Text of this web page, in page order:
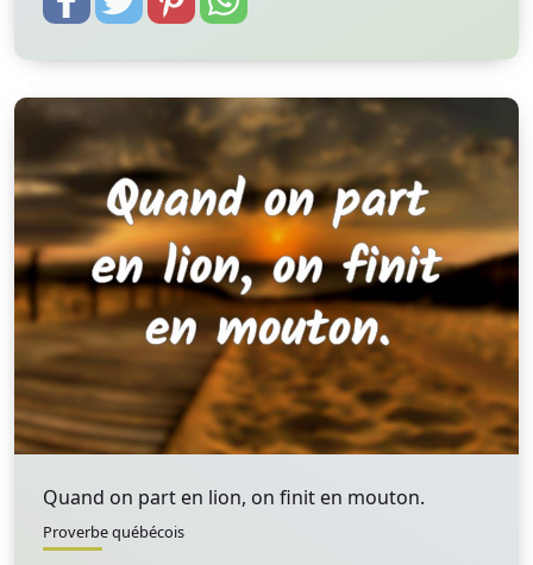
Quand on part en lion, on finit en mouton.
Proverbe québécois